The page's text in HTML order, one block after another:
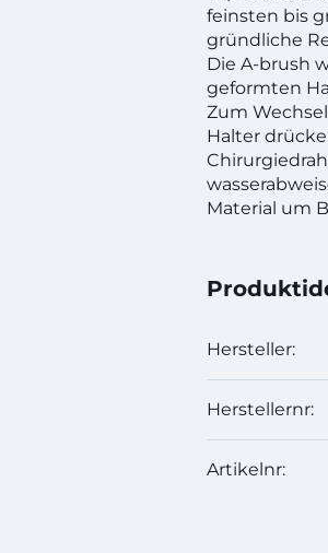
feinsten bis
gründliche
Die A-brush
geformten
Zum
Halter
Material um
Hersteller:
Herstellernr:
Artikelnr: